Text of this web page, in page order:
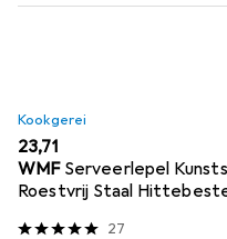
Kookgerei
EUR
23,71
WMF Serveerlepel
Roestvrij Staal
27